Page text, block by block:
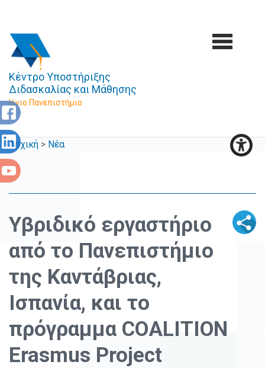
Κέντρο Υποστήριξης
Διδασκαλίας και Μάθησης
Ιόνιο Πανεπιστήμιο
Αρχική > Νέα
Υβριδικό εργαστήριο
από το Πανεπιστήμιο
της Καντάβριας,
Ισπανία, και το
πρόγραμμα COALITION
Erasmus Project